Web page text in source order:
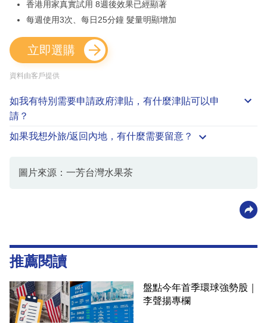
香港用家真實試用 8週後效果已經顯著
每週使用3次、每日25分鐘 髮量明顯增加
立即選購
資料由客戶提供
如我有特別需要申請政府津貼 ，有什麼津貼可以申
請？
如果我想外旅/返回內地，有什麼需要留意？
圖片來源：一芳台灣水果茶
推薦閱讀
盤點今年首季環球強勢股｜
李聲揚專欄